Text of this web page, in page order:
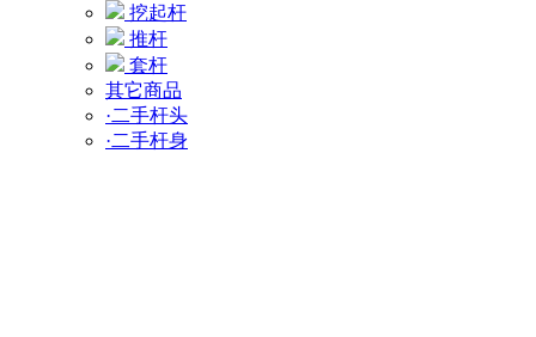
挖起杆
推杆
套杆
其它商品
·二手杆头
·二手杆身